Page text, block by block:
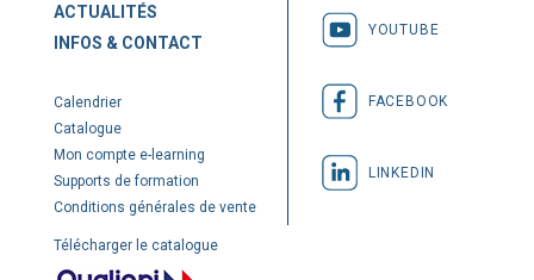
ACTUALITÉS
INFOS & CONTACT
Calendrier
Catalogue
Mon compte e-learning
Supports de formation
Conditions générales de vente
Télécharger le catalogue
YOUTUBE
FACEBOOK
LINKEDIN